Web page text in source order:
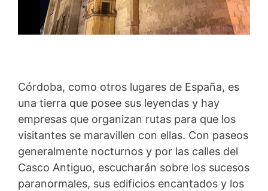
Córdoba, como otros lugares de España, es
una tierra que posee sus leyendas y hay
empresas que organizan rutas para que los
visitantes se maravillen con ellas. Con paseos
generalmente nocturnos y por las calles del
Casco Antiguo, escucharán sobre los sucesos
paranormales, sus edificios encantados y los